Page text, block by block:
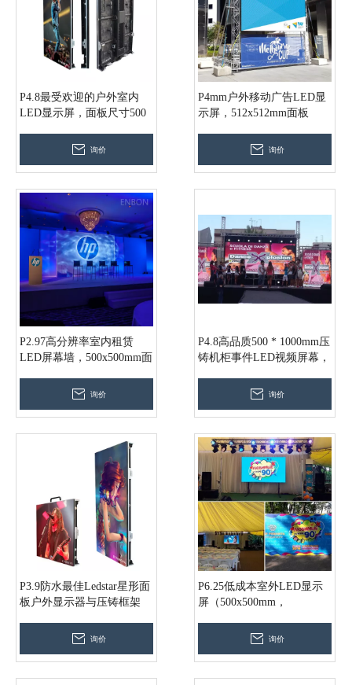
P4.8最受欢迎的户外室内
LED显示屏，面板尺寸500
询价
P4mm户外移动广告LED显
示屏，512x512mm面板
询价
P2.97高分辨率室内租赁
LED屏幕墙，500x500mm面
询价
P4.8高品质500 * 1000mm压
铸机柜事件LED视频屏幕，
询价
P3.9防水最佳Ledstar星形面
板户外显示器与压铸框架
询价
P6.25低成本室外LED显示
屏（500x500mm，
询价